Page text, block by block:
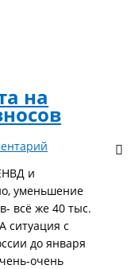
на
и
уменьшение
всё же 40 тыс.
ситуация с
до января
очень